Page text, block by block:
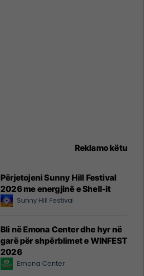
Reklamo këtu
Përjetojeni Sunny Hill Festival
2026 me energjinë e Shell-it
Sunny Hill Festival
Bli në Emona Center dhe hyr në
garë për shpërblimet e WINFEST
2026
Emona Center